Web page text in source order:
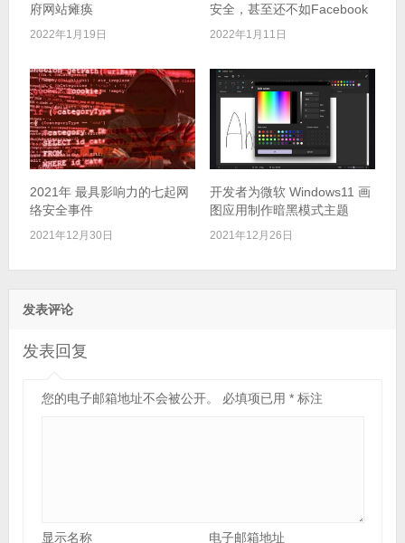
府网站瘫痪
2022年1月19日
安全，甚至还不如Facebook
2022年1月11日
2021年 最具影响力的七起网
络安全事件
2021年12月30日
开发者为微软 Windows11 画
图应用制作暗黑模式主题
2021年12月26日
发表评论
发表回复
您的电子邮箱地址不会被公开。 必填项已用 *标注
显示名称 电子邮箱地址